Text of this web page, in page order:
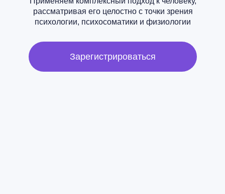
Зарегистрироваться
рассматривая его целостно с точки зрения
психологии, психосоматики и физиологии